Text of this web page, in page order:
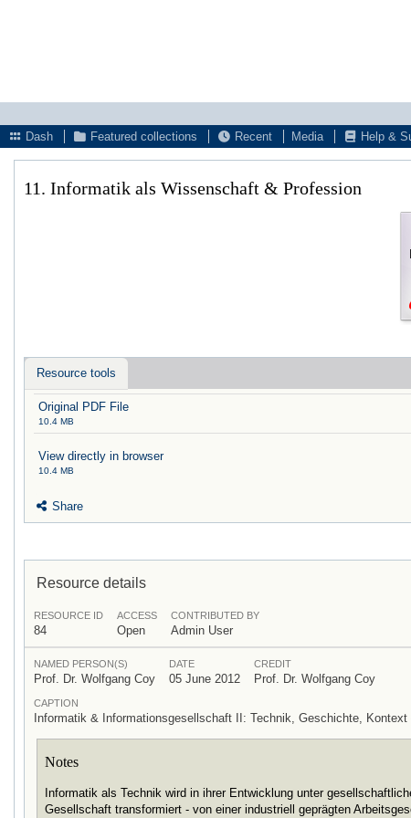
Dash
Featured collections Recent Media Help &
11. Informatik als Wissenschaft & Profession
Resource tools
Original PDF File
10.4 MB
View directly in browser
10.4 MB
Share
Resource details
RESOURCE ID
84
ACCESS
Open
CONTRIBUTED BY
Admin User
NAMED PERSON(S)
Prof. Dr. Wolfgang Coy
DATE
05 June 2012
CREDIT
Prof. Dr. Wolfgang Coy
CAPTION
Informatik & Informationsgesellschaft II: Technik, Geschichte,
Notes
Informatik als Technik wird in ihrer Entwicklung unter
Gesellschaft transformiert - von einer industriell geprägten